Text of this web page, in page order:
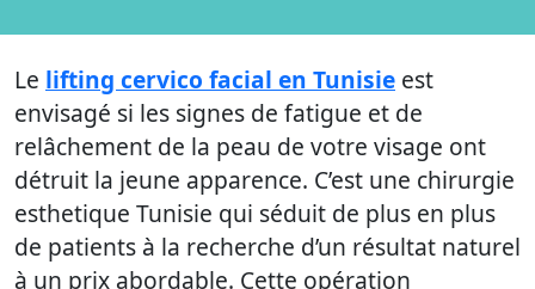
Le lifting cervico facial en Tunisie est
envisagé si les signes de fatigue et de
relâchement de la peau de votre visage ont
détruit la jeune apparence. C’est une chirurgie
esthetique Tunisie qui séduit de plus en plus
de patients à la recherche d’un résultat naturel
à un prix abordable. Cette opération